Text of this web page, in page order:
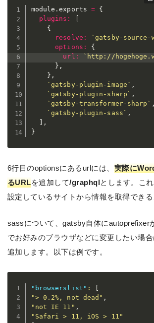
module .exports = {
plugins :
{
resolve : `gatsby-source-
options :
{
url : ` http://
} ,
} ,
`gatsby-plugin-image ` ,
`gatsby-plugin-sharp ` ,
`gatsby-transformer-sharp ` ,
`gatsby-plugin-sass ` ,
,
}
6行目のoptionsにあるurlには、 実際に
るURLを追加して/graphqlとします。こ
設定しているサイトから情報を取得できる
sassについて、gatsby自体にautoprefixer
でお好みのブラウザなどに変更したい場
追加します。以下は例です。
"browserslist" :
"> 0.2%, not dead" ,
"not IE 11" ,
"Safari > 11, iOS > 11"